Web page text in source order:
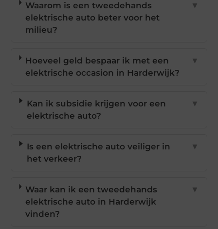
Waarom is een tweedehands
elektrische auto beter voor het
milieu?
▼
Hoeveel geld bespaar ik met een
elektrische occasion in Harderwijk?
▼
Kan ik subsidie krijgen voor een
elektrische auto?
▼
Is een elektrische auto veiliger in
het verkeer?
▼
Waar kan ik een tweedehands
elektrische auto in Harderwijk
vinden?
▼